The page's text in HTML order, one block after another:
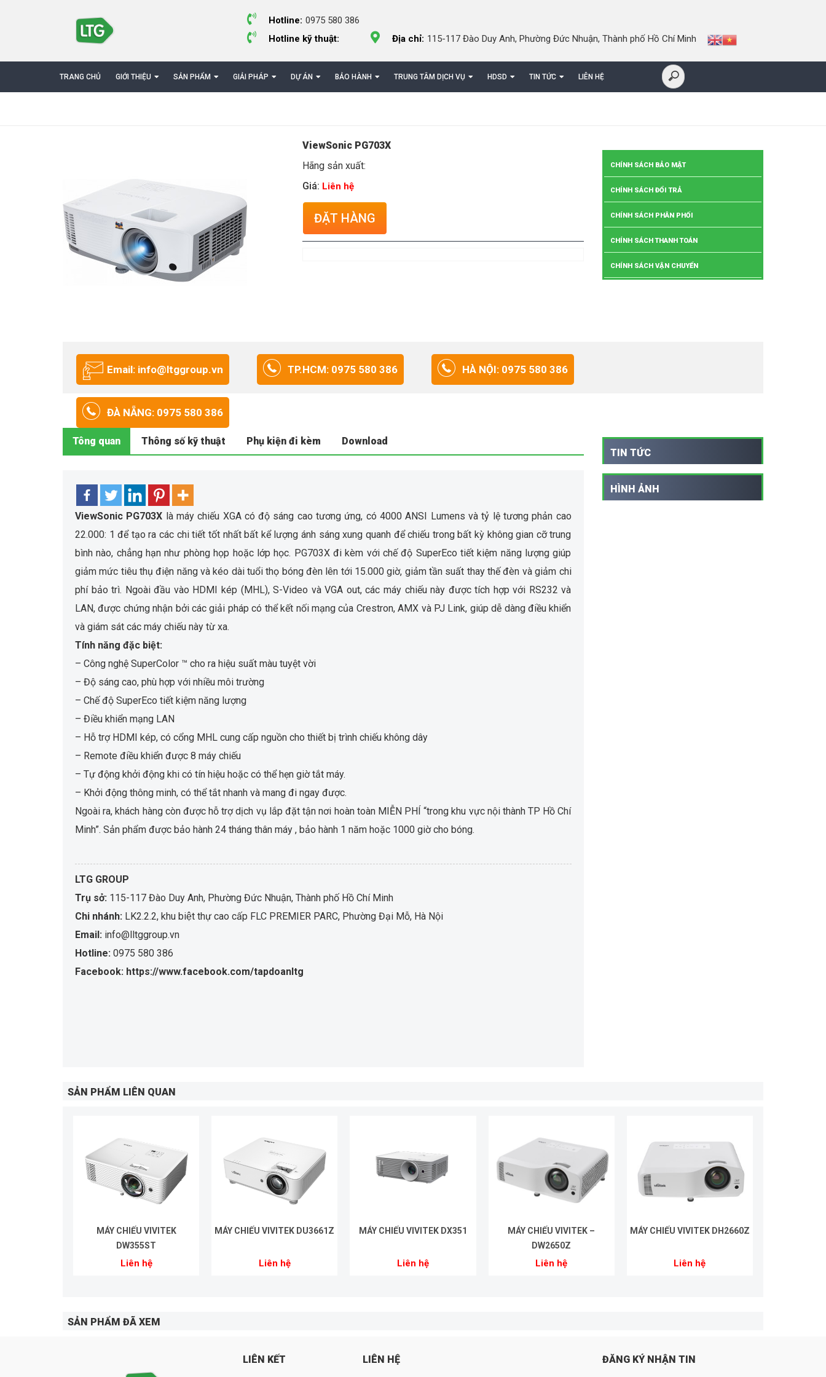
Hotline: 0975 580 386
Hotline kỹ thuật:
Địa chỉ: 115-117 Đào Duy Anh, Phường Đức Nhuận, Thành phố Hồ Chí Minh
TRANG CHỦ GIỚI THIỆU SẢN PHẨM GIẢI PHÁP DỰ ÁN BẢO HÀNH TRUNG TÂM DỊCH VỤ HDSD TIN TỨC LIÊN HỆ
ViewSonic PG703X
Hãng sản xuất:
Giá: Liên hệ
ĐẶT HÀNG
CHÍNH SÁCH BẢO MẬT
CHÍNH SÁCH ĐỔI TRẢ
CHÍNH SÁCH PHÂN PHỐI
CHÍNH SÁCH THANH TOÁN
CHÍNH SÁCH VẬN CHUYỂN
Email: info@ltggroup.vn TP.HCM: 0975 580 386 HÀ NỘI: 0975 580 386
ĐÀ NẴNG: 0975 580 386
Tông quan Thông số kỹ thuật Phụ kiện đi kèm Download
ViewSonic PG703X là máy chiếu XGA có độ sáng cao tương ứng, có 4000 ANSI Lumens và tỷ lệ tương phản cao
22.000: 1 để tạo ra các chi tiết tốt nhất bất kể lượng ánh sáng xung quanh để chiếu trong bất kỳ không gian cỡ trung
bình nào, chẳng hạn như phòng họp hoặc lớp học. PG703X đi kèm với chế độ SuperEco tiết kiệm năng lượng giúp
giảm mức tiêu thụ điện năng và kéo dài tuổi thọ bóng đèn lên tới 15.000 giờ, giảm tần suất thay thế đèn và giảm chi
phí bảo trì. Ngoài đầu vào HDMI kép (MHL), S-Video và VGA out, các máy chiếu này được tích hợp với RS232 và
LAN, được chứng nhận bởi các giải pháp có thể kết nối mạng của Crestron, AMX và PJ Link, giúp dễ dàng điều khiển
và giám sát các máy chiếu này từ xa.
Tính năng đặc biệt:
– Công nghệ SuperColor ™ cho ra hiệu suất màu tuyệt vời
– Độ sáng cao, phù hợp với nhiều môi trường
– Chế độ SuperEco tiết kiệm năng lượng
– Điều khiển mạng LAN
– Hỗ trợ HDMI kép, có cổng MHL cung cấp nguồn cho thiết bị trình chiếu không dây
– Remote điều khiển được 8 máy chiếu
– Tự động khởi động khi có tín hiệu hoặc có thể hẹn giờ tắt máy.
– Khởi động thông minh, có thể tắt nhanh và mang đi ngay được.
Ngoài ra, khách hàng còn được hỗ trợ dịch vụ lắp đặt tận nơi hoàn toàn MIỄN PHÍ “trong khu vực nội thành TP Hồ Chí
Minh”. Sản phẩm được bảo hành 24 tháng thân máy , bảo hành 1 năm hoặc 1000 giờ cho bóng.
LTG GROUP
Trụ sở: 115-117 Đào Duy Anh, Phường Đức Nhuận, Thành phố Hồ Chí Minh
Chi nhánh: LK2.2.2, khu biệt thự cao cấp FLC PREMIER PARC, Phường Đại Mỗ, Hà Nội
Email: info@lltggroup.vn
Hotline: 0975 580 386
Facebook: https://www.facebook.com/tapdoanltg
TIN TỨC
HÌNH ẢNH
SẢN PHẨM LIÊN QUAN
MÁY CHIẾU VIVITEK
DW355ST
Liên hệ
MÁY CHIẾU VIVITEK DU3661Z
Liên hệ
MÁY CHIẾU VIVITEK DX351
Liên hệ
MÁY CHIẾU VIVITEK –
DW2650Z
Liên hệ
MÁY CHIẾU VIVITEK DH2660Z
Liên hệ
SẢN PHẨM ĐÃ XEM
LIÊN KẾT LIÊN HỆ ĐĂNG KÝ NHẬN TIN